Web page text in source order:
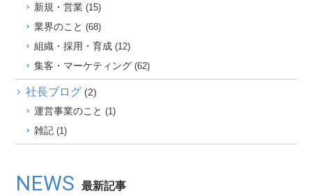
新規・営業(15)
業界のこと (68)
組織・採用・育成(12)
集客・マーケティング(62)
社長ブログ (2)
運営事業のこと (1)
雑記(1)
NEWS 最新記事